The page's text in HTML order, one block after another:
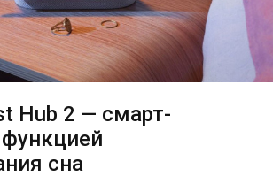
Hub 2 — смарт-
сна